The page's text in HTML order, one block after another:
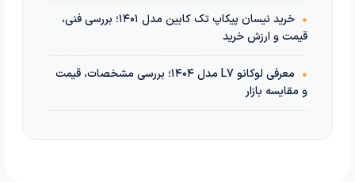
•
خرید نیسان پیکاپ تک کابین مدل ۱۴۰۱؛ بررسی فنی،
قیمت و ارزش خرید
•
معرفی لوکانو L7 مدل ۱۴۰۴؛ بررسی مشخصات، قیمت
و مقایسه بازار